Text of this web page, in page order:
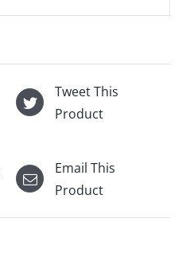
Tweet This
Product
Email This
Product